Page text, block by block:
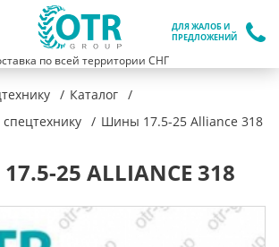
ДЛЯ ЖАЛОБ И
ПРЕДЛОЖЕНИЙ
по всей территории СНГ
Каталог
Шины 17.5-25 Alliance 318
25 ALLIANCE 318